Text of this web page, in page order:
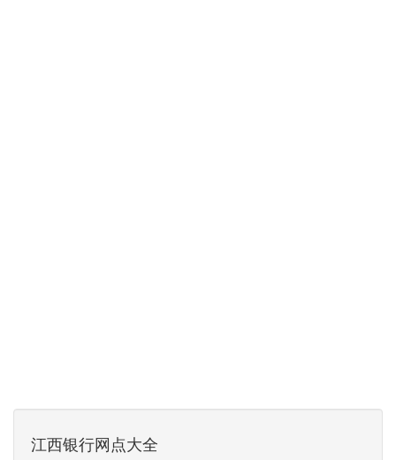
江西银行网点大全